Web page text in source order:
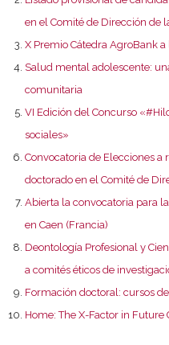
en el Comité de Dirección de
X Premio Cátedra AgroBank
Salud mental adolescente:
comunitaria
VI Edición del Concurso
sociales»
Convocatoria de Elecciones a
doctorado en el Comité de
Abierta la convocatoria para
en Caen (Francia)
Deontología Profesional y
a comités éticos de
Formación doctoral: cursos
Home: The X-Factor in